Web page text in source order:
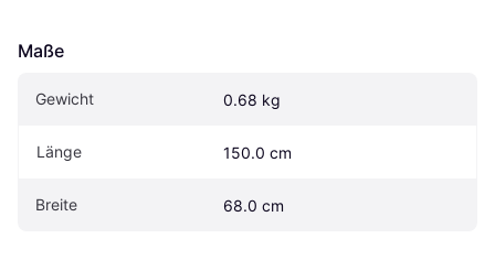
Maße
Gewicht 0.68 kg
Länge 150.0 cm
Breite 68.0 cm